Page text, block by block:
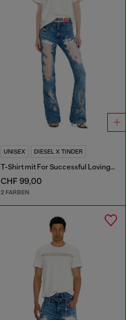
UNISEX DIESEL X TINDER
T-Shirt mit For Successful Loving Logo
CHF 99,00
2 FARBEN